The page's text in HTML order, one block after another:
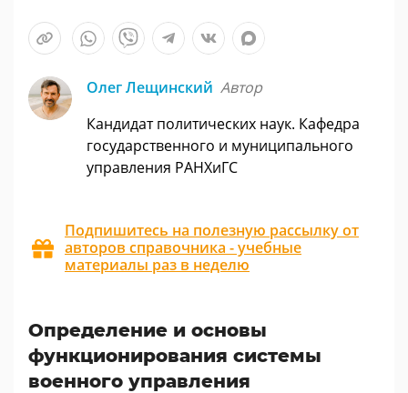
Олег Лещинский Автор
Кандидат политических наук. Кафедра
государственного и муниципального
управления РАНХиГС
Подпишитесь на полезную рассылку от
авторов справочника - учебные
материалы раз в неделю
Определение и основы
функционирования системы
военного управления